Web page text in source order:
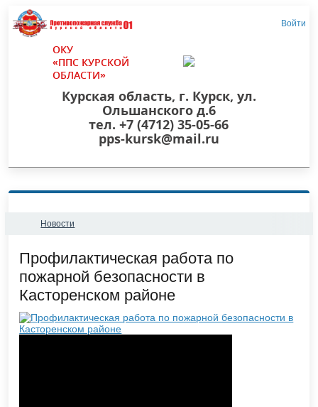
Войти
ОКУ
«ППС КУРСКОЙ
ОБЛАСТИ»
Курская область, г. Курск, ул.
Ольшанского д.6
тел. +7 (4712) 35-05-66
pps-kursk@mail.ru
Новости
Профилактическая работа по
пожарной безопасности в
Касторенском районе